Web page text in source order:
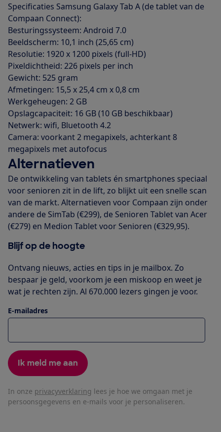
Specificaties Samsung Galaxy Tab A (de tablet van de
Compaan Connect):
Besturingssysteem: Android 7.0
Beeldscherm: 10,1 inch (25,65 cm)
Resolutie: 1920 x 1200 pixels (full-HD)
Pixeldichtheid: 226 pixels per inch
Gewicht: 525 gram
Afmetingen: 15,5 x 25,4 cm x 0,8 cm
Werkgeheugen: 2 GB
Opslagcapaciteit: 16 GB (10 GB beschikbaar)
Netwerk: wifi, Bluetooth 4.2
Camera: voorkant 2 megapixels, achterkant 8
megapixels met autofocus
Alternatieven
De ontwikkeling van tablets én smartphones speciaal
voor senioren zit in de lift, zo blijkt uit een snelle scan
van de markt. Alternatieven voor Compaan zijn onder
andere de SimTab (€299), de Senioren Tablet van Acer
(€279) en Medion Tablet voor Senioren (€329,95).
Blijf op de hoogte
Ontvang nieuws, acties en tips in je mailbox. Zo
bespaar je geld, voorkom je een miskoop en weet je
wat je rechten zijn. Al 670.000 lezers gingen je voor.
E-mailadres
Ik meld me aan
In onze privacyverklaring lees je hoe we omgaan met je
persoonsgegevens en e-mails voor je personaliseren.